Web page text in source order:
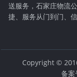
送服务，石家庄物流
捷、服务从门到门、
Copyright ©
备案